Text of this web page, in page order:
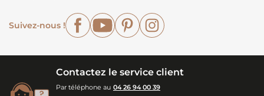
Suivez-nous !
FacebookYouTubePinterest
Contactez le service client
Par téléphone au 04 26 94 00 39